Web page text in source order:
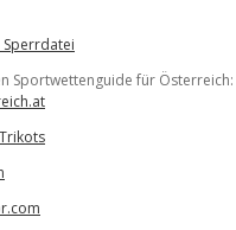
Sperrdatei
Sportwettenguide für Österreich: